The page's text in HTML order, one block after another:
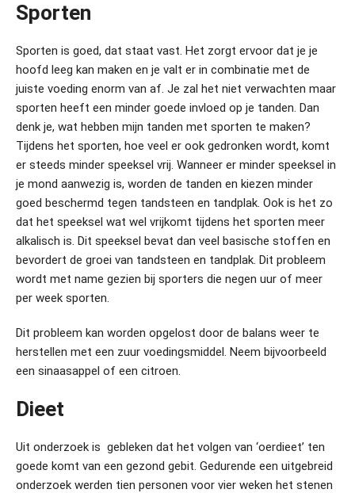
Sporten
Sporten is goed, dat staat vast. Het zorgt ervoor dat je je
hoofd leeg kan maken en je valt er in combinatie met de
juiste voeding enorm van af. Je zal het niet verwachten maar
sporten heeft een minder goede invloed op je tanden. Dan
denk je, wat hebben mijn tanden met sporten te maken?
Tijdens het sporten, hoe veel er ook gedronken wordt, komt
er steeds minder speeksel vrij. Wanneer er minder speeksel in
je mond aanwezig is, worden de tanden en kiezen minder
goed beschermd tegen tandsteen en tandplak. Ook is het zo
dat het speeksel wat wel vrijkomt tijdens het sporten meer
alkalisch is. Dit speeksel bevat dan veel basische stoffen en
bevordert de groei van tandsteen en tandplak. Dit probleem
wordt met name gezien bij sporters die negen uur of meer
per week sporten.
Dit probleem kan worden opgelost door de balans weer te
herstellen met een zuur voedingsmiddel. Neem bijvoorbeeld
een sinaasappel of een citroen.
Dieet
Uit onderzoek is gebleken dat het volgen van ‘oerdieet’ ten
goede komt van een gezond gebit. Gedurende een uitgebreid
onderzoek werden tien personen voor vier weken het stenen